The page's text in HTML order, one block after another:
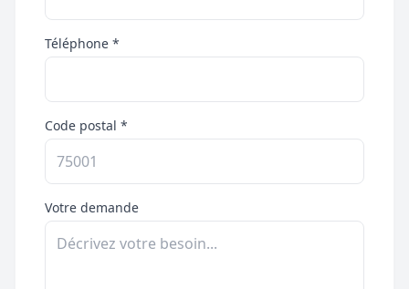
Téléphone *
Code postal *
Votre demande